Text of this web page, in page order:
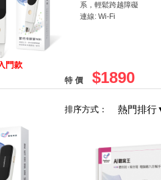
門款
系，輕鬆跨越障礙
連線: Wi-Fi
特 價 $1890
排序方式： 熱門排行